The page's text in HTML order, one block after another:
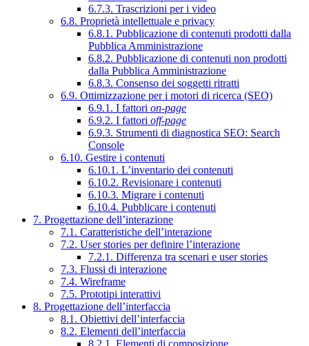
6.7.3. Trascrizioni per i video
6.8. Proprietà intellettuale e privacy
6.8.1. Pubblicazione di contenuti prodotti dalla
Pubblica Amministrazione
6.8.2. Pubblicazione di contenuti non prodotti
dalla Pubblica Amministrazione
6.8.3. Consenso dei soggetti ritratti
6.9. Ottimizzazione per i motori di ricerca (SEO)
6.9.1. I fattori on-page
6.9.2. I fattori off-page
6.9.3. Strumenti di diagnostica SEO: Search
Console
6.10. Gestire i contenuti
6.10.1. L’inventario dei contenuti
6.10.2. Revisionare i contenuti
6.10.3. Migrare i contenuti
6.10.4. Pubblicare i contenuti
7. Progettazione dell’interazione
7.1. Caratteristiche dell’interazione
7.2. User stories per definire l’interazione
7.2.1. Differenza tra scenari e user stories
7.3. Flussi di interazione
7.4. Wireframe
7.5. Prototipi interattivi
8. Progettazione dell’interfaccia
8.1. Obiettivi dell’interfaccia
8.2. Elementi dell’interfaccia
8.2.1. Elementi di composizione